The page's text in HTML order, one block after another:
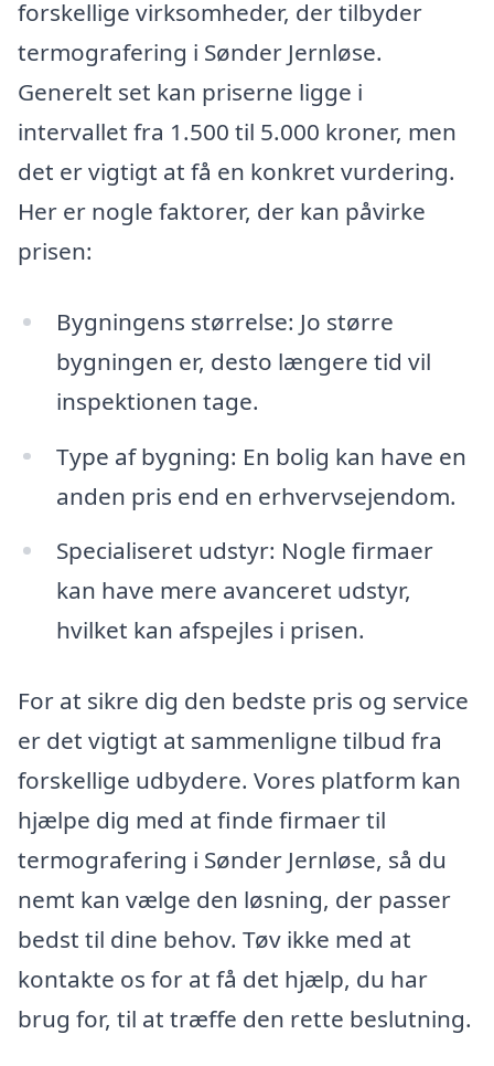
forskellige virksomheder, der tilbyder
termografering i Sønder Jernløse.
Generelt set kan priserne ligge i
intervallet fra 1.500 til 5.000 kroner, men
det er vigtigt at få en konkret vurdering.
Her er nogle faktorer, der kan påvirke
prisen:
Bygningens størrelse: Jo større
bygningen er, desto længere tid vil
inspektionen tage.
Type af bygning: En bolig kan have en
anden pris end en erhvervsejendom.
Specialiseret udstyr: Nogle firmaer
kan have mere avanceret udstyr,
hvilket kan afspejles i prisen.
For at sikre dig den bedste pris og service
er det vigtigt at sammenligne tilbud fra
forskellige udbydere. Vores platform kan
hjælpe dig med at finde firmaer til
termografering i Sønder Jernløse, så du
nemt kan vælge den løsning, der passer
bedst til dine behov. Tøv ikke med at
kontakte os for at få det hjælp, du har
brug for, til at træffe den rette beslutning.